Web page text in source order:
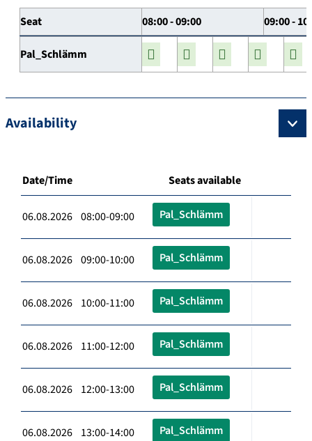
Seat 08:00 - 09:00 09:00 -
Pal_Schlämm
Availability
Date/Time Seats available
06.08.2026 08:00-09:00 Pal_Schlämm
06.08.2026 09:00-10:00 Pal_Schlämm
06.08.2026 10:00-11:00 Pal_Schlämm
06.08.2026 11:00-12:00 Pal_Schlämm
06.08.2026 12:00-13:00 Pal_Schlämm
06.08.2026 13:00-14:00 Pal_Schlämm